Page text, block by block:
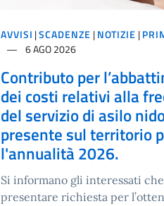
AVVISI |SCADENZE |NOTIZIE |
6 AGO 2026
Contributo per
dei costi relativi alla
del servizio di asilo
presente sul territorio
l'annualità 2026.
Si informano gli interessati
presentare richiesta per